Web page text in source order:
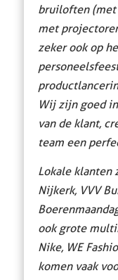
bruiloften (met
met
zeker ook op
Wij zijn goed
van de klant,
team een
Lokale klanten
Nijkerk, VVV
ook grote
Nike, WE
komen vaak